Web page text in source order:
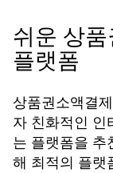
쉬운 상
플랫폼
상품권소액결
자 친화적인 인
는 플랫폼을 추
해 최적의 플랫